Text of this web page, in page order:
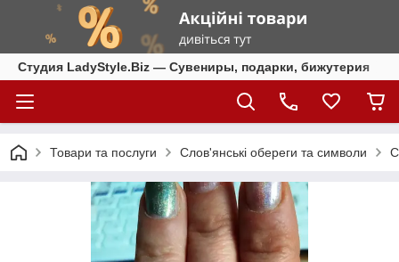
Студия LadyStyle.Biz — Сувениры, подарки, бижутерия
Товари та послуги Слов'янські обереги та символи